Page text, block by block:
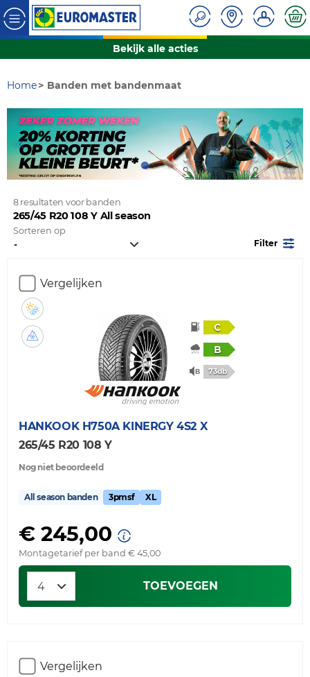
Bekijk alle acties
Home Banden met bandenmaat
8 resultaten voor banden
265/45 R20 108 Y All season
Sorteren op
Filter
Vergelijken
C
B
73db
HANKOOK H750A KINERGY 4S2 X
265/45 R20 108 Y
Nog niet beoordeeld
All season banden 3pmsf XL
€ 245,00
Montagetarief per band € 45,00
TOEVOEGEN
Vergelijken